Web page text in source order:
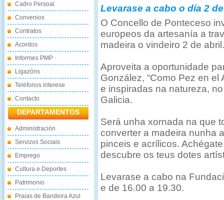
Cadro Persoal
Convenios
Contratos
Acordos
Informes PMP
Ligazóns
Teléfonos interese
Contacto
DEPARTAMENTOS
Administración
Servizos Sociais
Emprego
Cultura e Deportes
Patrimonio
Praias de Bandeira Azul
Levarase a cabo o día 2
O Concello de Ponteceso
europeos da artesanía a
madeira o vindeiro 2 de abril.
Aproveita a oportunidade
González, “Como Pez en
e inspiradas na natureza,
Galicia.
Será unha xornada na que
converter a madeira nunha
pinceis e acrílicos.
descubre os teus dotes
Levarase a cabo na
e de 16.00 a 19.30.